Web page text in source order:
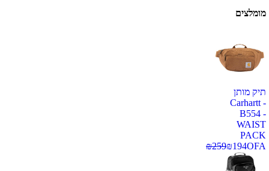
מומלצים
תיק מותן
Carhartt -
B554 -
WAIST
PACK
OFA
₪194
₪259